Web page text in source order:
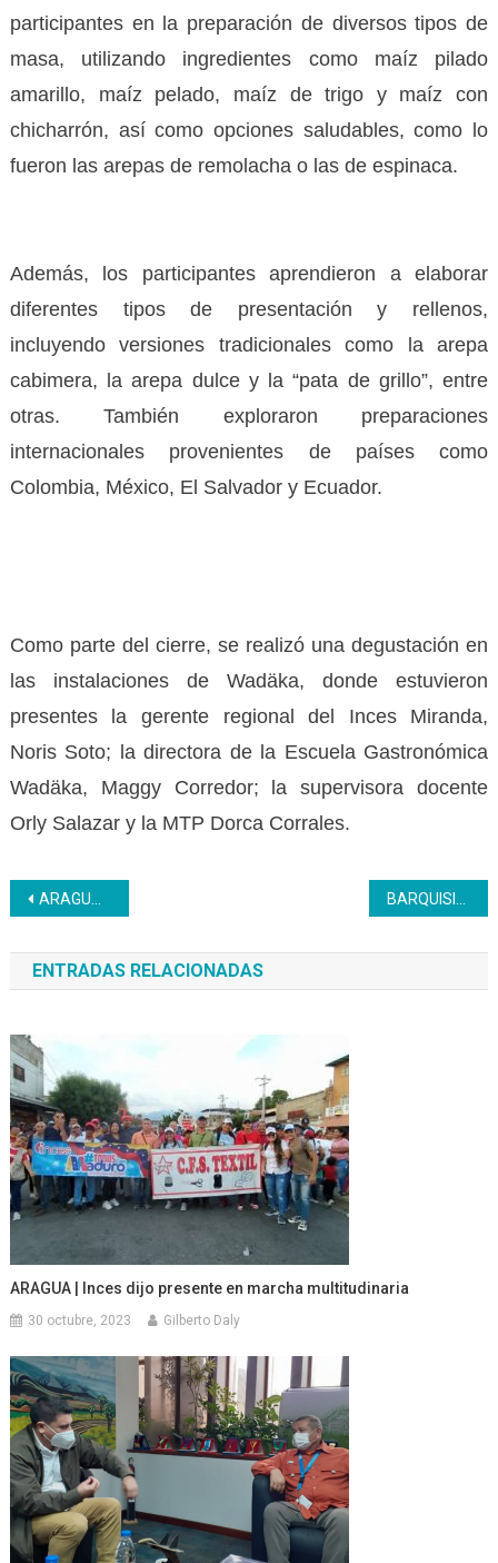
participantes en la preparación de diversos tipos de
masa, utilizando ingredientes como maíz pilado
amarillo, maíz pelado, maíz de trigo y maíz con
chicharrón, así como opciones saludables, como lo
fueron las arepas de remolacha o las de espinaca.
Además, los participantes aprendieron a elaborar
diferentes tipos de presentación y rellenos,
incluyendo versiones tradicionales como la arepa
cabimera, la arepa dulce y la “pata de grillo”, entre
otras. También exploraron preparaciones
internacionales provenientes de países como
Colombia, México, El Salvador y Ecuador.
Como parte del cierre, se realizó una degustación en
las instalaciones de Wadäka, donde estuvieron
presentes la gerente regional del Inces Miranda,
Noris Soto; la directora de la Escuela Gastronómica
Wadäka, Maggy Corredor; la supervisora docente
Orly Salazar y la MTP Dorca Corrales.
Navegación
de
entradas
ARAGUA | Un llamado a la conciencia sobre el tabaco y los vapeadores en la salud pública
ENTRADAS RELACIONADAS
ARAGUA | Inces dijo presente en marcha multitudinaria
30 octubre, 2023 Gilberto Daly